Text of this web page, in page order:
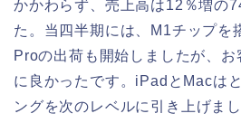
かかわらず、売上高は12％増の
た。当四半期には、M1チップを
Proの出荷も開始しましたが、
に良かったです。iPadとMacは
ングを次のレベルに引き上げま